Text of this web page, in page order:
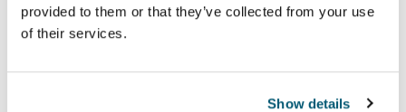
provided to them or that they’ve collected from your use
of their services.
Show details
эффектом памяти отличаются невероятной
компактностью и высочайшим уровнем защиты.